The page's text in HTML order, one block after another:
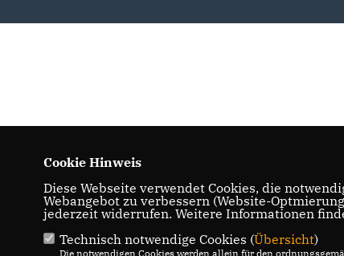
Cookie Hinweis
Diese Webseite verwendet Cookies, die
Webangebot zu verbessern (Website-
jederzeit widerrufen. Weitere Informationen
Technisch notwendige Cookies (Übersicht)
Die notwendigen Cookies werden allein für den